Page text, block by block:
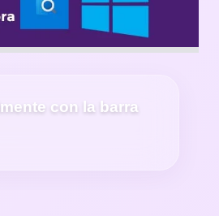
con la barra